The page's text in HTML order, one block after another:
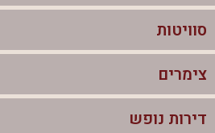
וילות בצפון
וילות להשכרה
סוויטות
סוויטות בצפון
צימרים לזוגות עם בריכה פרטית
צימרים
צימרים בצפון
דירות נופש